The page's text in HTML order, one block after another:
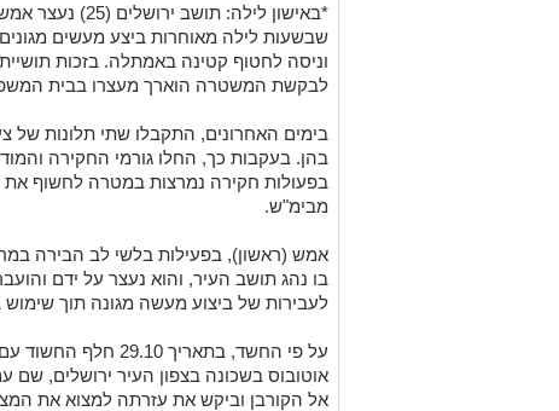
*באישון לילה:
שבשעות לילה מאוחרות ביצע מעשים
וניסה לחטוף קטינה באמתלה. בזכות
לבקשת המשטרה הוארך מעצרו בבית
בימים האחרונים, התקבלו שתי תלונות של
בהן. בעקבות כך, החלו גורמי החקירה
בפעולות חקירה נמרצות במטרה לחשוף את
מבימ"ש.
אמש (ראשון), בפעילות בלשי לב הבירה
בו נהג תושב העיר, והוא נעצר על ידם
לעבירות של ביצוע מעשה מגונה תוך שימוש
על פי החשד, בתאריך
אוטובוס בשכונה בצפון העיר ירושלים,
אל הקורבן וביקש את עזרתה למצוא את